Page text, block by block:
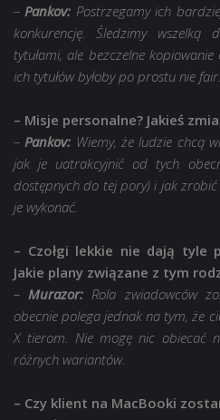
– Pankov: Postrzegamy ich
konkurencję. Śledzimy wszelką
tytułami, ale bezczelne
ich tytułów byłoby po prostu nie fair.
– Misje personalne? Jakieś
– Pankov: Wiemy, że ludzie chcą
jak je uatrakcyjnić od tych
dostępnych do tej pory) i jak
je wykonać.
– Czołgi lekkie nie dają tyle
Jakie plany związane z tym
– Murazor: Rola zwiadowców
obecnie polega jednak na tym, że
X tierom. Nie mogę nic obiecać
różnych wariantów.
– Czy klient na MacBooki